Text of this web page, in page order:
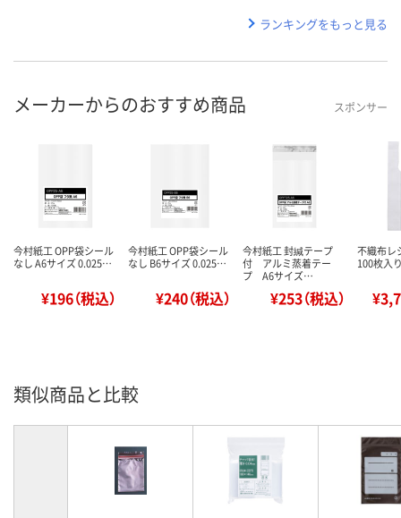
ランキングをもっと見る
メーカーからのおすすめ商品 スポンサー
今村紙工 OPP袋シール
なし A6サイズ 0.025…
¥196（税込）
今村紙工 OPP袋シール
なし B6サイズ 0.025…
¥240（税込）
今村紙工 封緘テープ
付 アルミ蒸着テー
プ A6サイズ…
¥253（税込）
不織布レ
100枚入
類似商品と比較